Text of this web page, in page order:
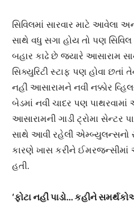
સિવિલમાં સારવાર માટે આવેલા
સાથે વધુ સગા હોય તો પણ
બહાર કાઢે છે જ્યારે આસારામ
સિક્યુરિટી સ્ટાફ પણ હોવા
નહીં આસારામને નવી નક્કોર
બેડમાં નવી ચાદર પણ
આસારામની ગાડી ટ્રોમા સેન્ટર
સાથે આવી રહેલી એમ્બ્યુલન્સનો
કારણે ખાસ કરીને ઈમરજન્સીમાં
હતી.
‘ફોટા નહીં પાડો… કહીને